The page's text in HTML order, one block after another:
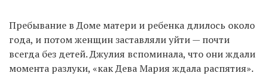
Пребывание в Доме матери и ребенка длилось около
года, и потом женщин заставляли уйти — почти
всегда без детей. Джулия вспоминала, что они ждали
момента разлуки, «как Дева Мария ждала распятия».